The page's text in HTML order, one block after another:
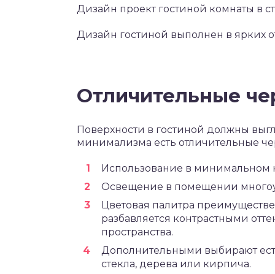
Дизайн проект гостиной комнаты в
Дизайн гостиной выполнен в ярких
Отличительные
Поверхности в гостиной должны
минимализма есть отличительные
Использование в минимальном
Освещение в помещении
Цветовая палитра
разбавляется контрастными
пространства.
Дополнительными выбирают
стекла, дерева или кирпича.